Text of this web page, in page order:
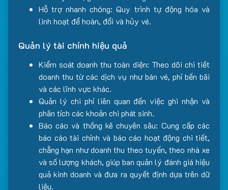
Hỗ trợ nhanh chóng: Quy trình tự động hóa và
linh hoạt để hoàn, đổi và hủy vé.
Quản lý tài chính hiệu quả
Kiểm soát doanh thu toàn diện: Theo dõi chi tiết
doanh thu từ các dịch vụ như bán vé, phí bến bãi
và các lĩnh vực khác.
Quản lý chi phí liên quan đến việc ghi nhận và
phân tích các khoản chi phát sinh.
Báo cáo và thống kê chuyên sâu: Cung cấp các
báo cáo tài chính và báo cáo hoạt động chi tiết,
chẳng hạn như doanh thu theo tuyến, theo nhà xe
và số lượng khách, giúp ban quản lý đánh giá hiệu
quả kinh doanh và đưa ra quyết định dựa trên dữ
liệu.